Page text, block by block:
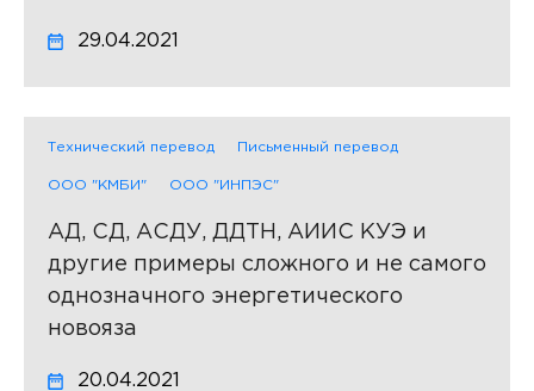
29.04.2021
Технический перевод Письменный перевод
ООО "КМБИ" ООО "ИНПЭС"
АД, СД, АСДУ, ДДТН, АИИС КУЭ и
другие примеры сложного и не самого
однозначного энергетического
новояза
20.04.2021